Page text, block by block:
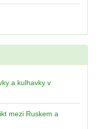
a kulhavky v
mezi Ruskem a